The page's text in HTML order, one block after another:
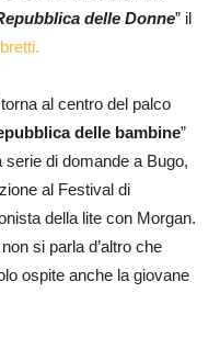
delle Donne” il
al centro del palco
delle bambine”
di domande a Bugo,
al Festival di
della lite con Morgan.
si parla d’altro che
ospite anche la giovane